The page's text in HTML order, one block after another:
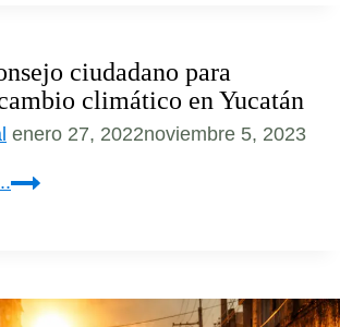
ciudadano para
climático en Yucatán
enero 27, 2022noviembre 5, 2023
Crean
mitigar